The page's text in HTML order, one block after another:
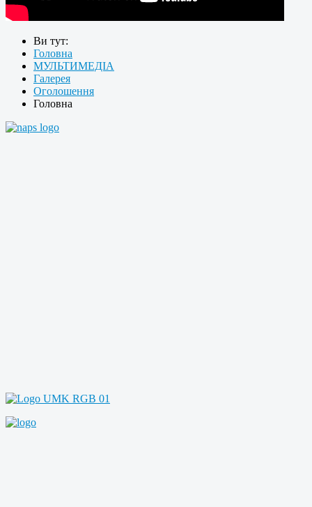
Ви тут:
Головна
МУЛЬТИМЕДІА
Галерея
Оголошення
Головна